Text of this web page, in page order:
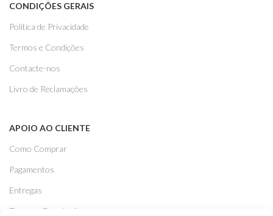
CONDIÇÕES GERAIS
Politica de Privacidade
Termos e Condições
Contacte-nos
Livro de Reclamações
APOIO AO CLIENTE
Como Comprar
Pagamentos
Entregas
Trocas e Devoluções